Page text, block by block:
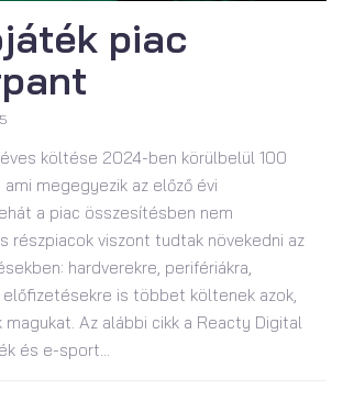
piac
költése 2024-ben körülbelül 100
megegyezik az előző évi
a piac összesítésben nem
részpiacok viszont tudtak növekedni az
hardverekre, perifériákra,
is többet költenek azok,
magukat. Az alábbi cikk a Reacty Digital
és e-sport...